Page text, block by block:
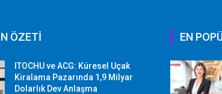
ÖZETİ
ITOCHU ve ACG: Küresel Uçak
Kiralama Pazarında 1,9 Milyar
Dolarlık Dev Anlaşma
EN